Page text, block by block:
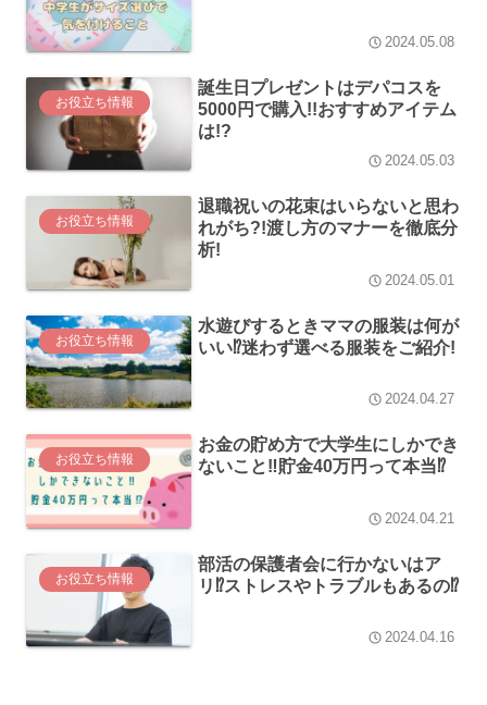
2024.05.08
お役立ち情報
誕生日プレゼントはデパコスを
5000円で購入!!おすすめアイテム
は!?
2024.05.03
お役立ち情報
退職祝いの花束はいらないと思わ
れがち?!渡し方のマナーを徹底分
析!
2024.05.01
お役立ち情報
水遊びするときママの服装は何が
いい⁉迷わず選べる服装をご紹介!
2024.04.27
お役立ち情報
お金の貯め方で大学生にしかでき
ないこと‼貯金40万円って本当⁉
2024.04.21
お役立ち情報
部活の保護者会に行かないはア
リ⁉ストレスやトラブルもあるの⁉
2024.04.16